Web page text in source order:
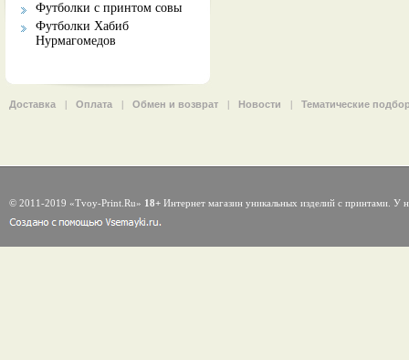
Футболки с принтом совы
Футболки Хабиб
Нурмагомедов
Доставка | Оплата | Обмен и возврат | Новости | Тематические
© 2011-2019 «Tvoy-Print.Ru» 18+ Интернет магазин уникальных изделий с принтами. У